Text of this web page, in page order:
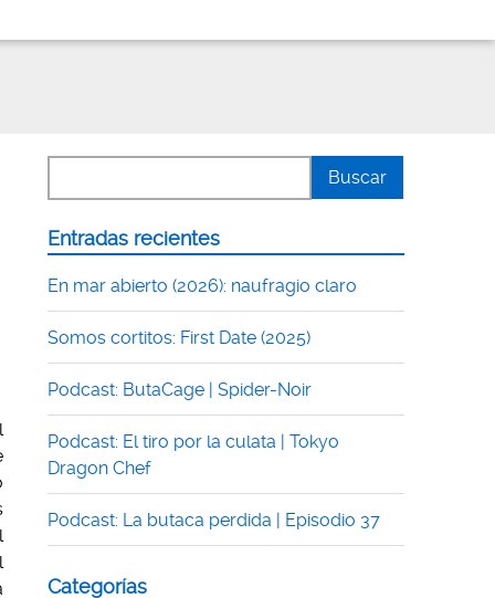
Entradas recientes
En mar abierto (2026): naufragio claro
Somos cortitos: First Date (2025)
Podcast: ButaCage | Spider-Noir
Podcast: El tiro por la culata | Tokyo
Dragon Chef
Podcast: La butaca perdida | Episodio 37
Categorías